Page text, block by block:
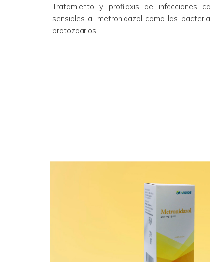
Tratamiento y profilaxis de infecciones
sensibles al metronidazol como las
protozoarios.